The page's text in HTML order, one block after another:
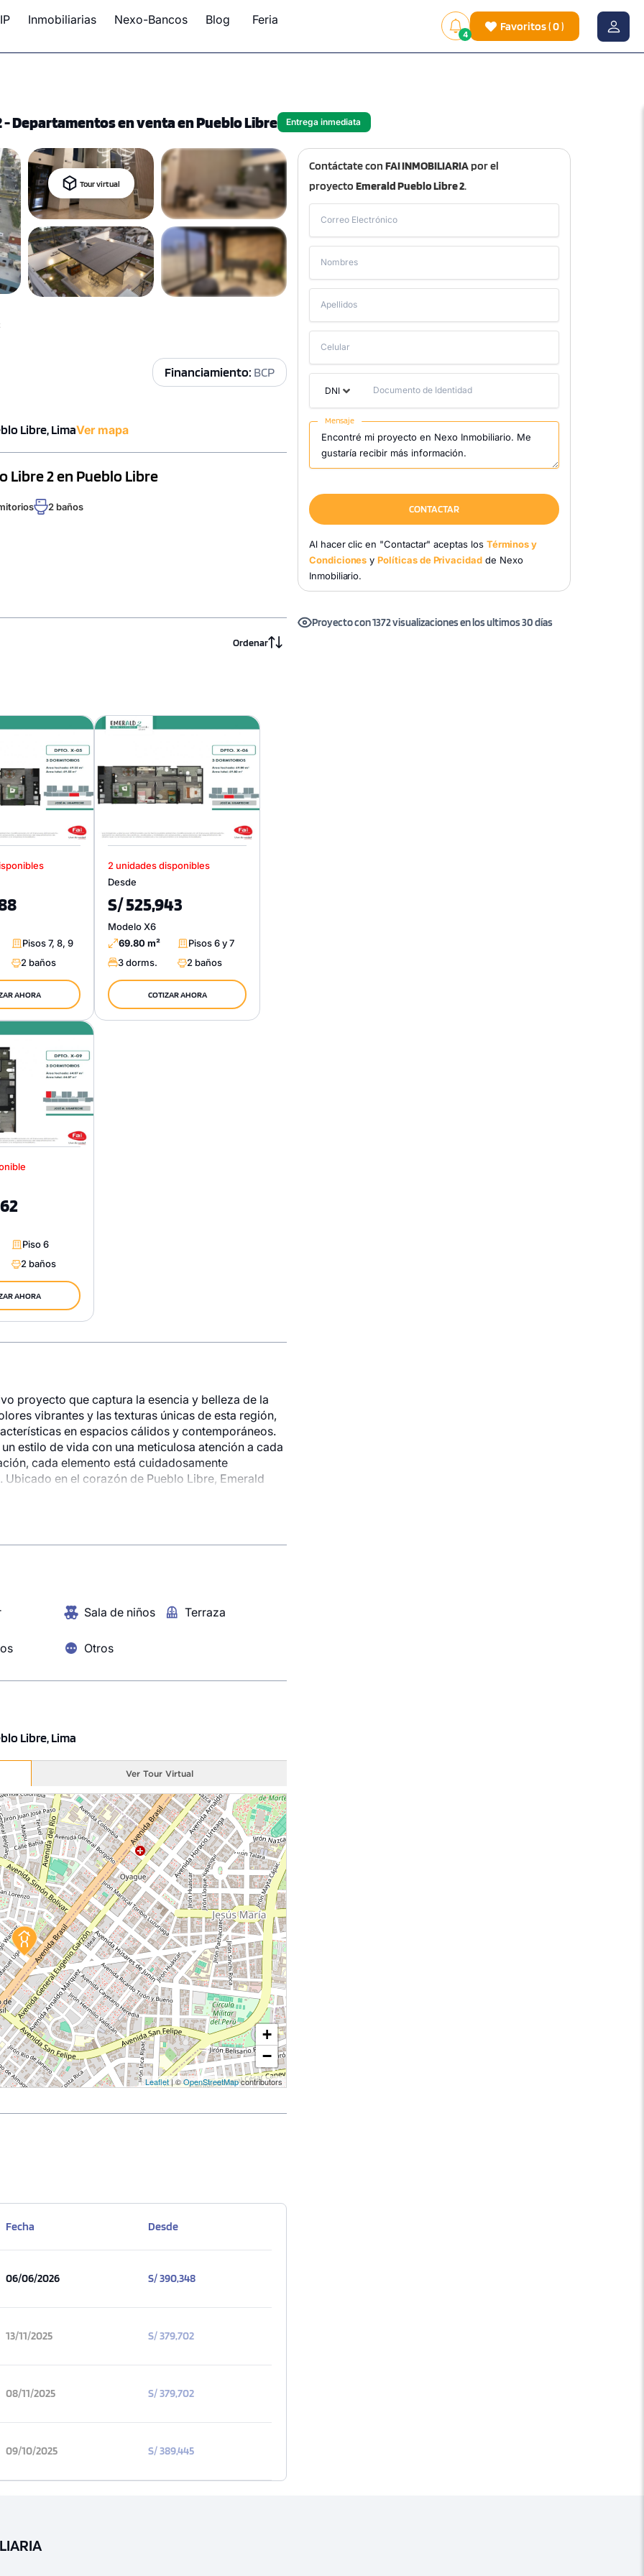
Inmobiliarias Nexo-Bancos Blog Feria
4
Favoritos(0)
- Departamentos en venta en Pueblo Libre Entrega inmediata
Contáctate con FAI INMOBILIARIApor el
proyecto Emerald Pueblo Libre 2.
Correo Electrónico
Nombres
Apellidos
Celular
DNI Documento de Identidad
Mensaje
CONTACTAR
Al hacer clic en "Contactar" aceptas los Términos y
Condiciones yPolíticas de Privacidadde Nexo
Inmobiliario.
Proyecto con 1372 visualizaciones en los ultimos 30 días
Tour virtual
Financiamiento: BCP
Libre, LimaVer mapa
Libre 2 en Pueblo Libre
2 baños
Ordenar
Pisos 7, 8, 9
2 baños
AHORA
2 unidades disponibles
Desde
S/ 525,943
Modelo X6
69.80 m²
Pisos 6 y 7
3 dorms.
2 baños
COTIZAR AHORA
Piso 6
2 baños
AHORA
Piso 10
proyecto que captura la esencia y belleza de la
vibrantes y las texturas únicas de esta región,
en espacios cálidos y contemporáneos.
estilo de vida con una meticulosa atención a cada
cada elemento está cuidadosamente
en el corazón de Pueblo Libre, Emerald
Un recibidor impresionante que marca la pauta
Pensado para los amantes del ciclismo, con
- *Zona de niños*: Un área segura y divertida
de cowork*: Espacios dedicados para trabajar
Emerald Pueblo Libre 2 no es solo un hogar, es
regiones más ricas y diversas del mundo. Ven y sé
Sala de niños
Terraza
Otros
Libre, Lima
Ver Tour Virtual
+
−
Leaflet| ©OpenStreetMapcontributors
Fecha Desde
06/06/2026 S/ 390,348
13/11/2025 S/ 379,702
08/11/2025 S/ 379,702
09/10/2025 S/ 389,445